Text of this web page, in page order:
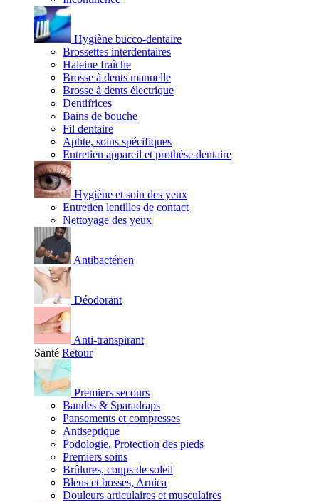
Hygiène bucco-dentaire
Brossettes interdentaires
Haleine fraîche
Brosse à dents manuelle
Brosse à dents électrique
Dentifrices
Bains de bouche
Fil dentaire
Aphte, soins spécifiques
Entretien appareil et prothèse dentaire
Hygiène et soin des yeux
Entretien lentilles de contact
Nettoyage des yeux
Antibactérien
Déodorant
Anti-transpirant
Santé Retour
Premiers secours
Bandes & Sparadraps
Pansements et compresses
Antiseptique
Podologie, Protection des pieds
Premiers soins
Brûlures, coups de soleil
Bleus et bosses, Arnica
Douleurs articulaires et musculaires